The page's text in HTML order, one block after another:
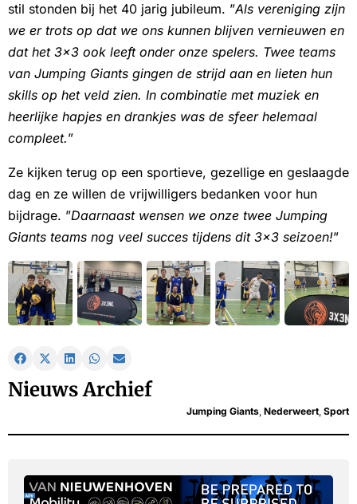
stil stonden bij het 40 jarig jubileum. ”Als vereniging zijn
we er trots op dat we ons kunnen blijven vernieuwen en
dat het 3×3 ook leeft onder onze spelers. Twee teams
van Jumping Giants gingen de strijd aan en lieten hun
skills op het veld zien. In combinatie met muziek en
heerlijke hapjes en drankjes was de sfeer helemaal
compleet.”
Ze kijken terug op een sportieve, gezellige en geslaagde
dag en ze willen de vrijwilligers bedanken voor hun
bijdrage. ”Daarnaast wensen we onze twee Jumping
Giants teams nog veel succes tijdens dit 3×3 seizoen!”
Nieuws Archief
Jumping Giants, Nederweert, Sport